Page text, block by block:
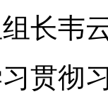
长韦
贯彻